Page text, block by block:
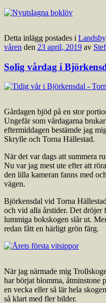
Detta inlägg postades i
våren den 23 april, 2019 av
Solig vårdag i
Gårdagen bjöd på en stor
Ungefär som vårdagarna
eftermiddagen bestämde jag
Skrylle och Torna Hällestad.
När det var dags att summera
Nu var jag mest ute efter att
den lilla kameran fanns med
vägen.
Björkensdal vid Torna
och vid alla årstider. Det dröjer
lummiga bokskogen slår ut.
redan fått en härligt grön färg.
När jag närmade mig
har börjat blomma, åtminstone
en vecka eller så lär hela
så klart med fler bilder.